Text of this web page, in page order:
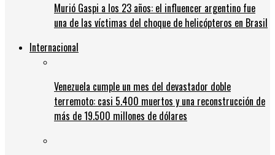
Murió Gaspi a los 23 años: el influencer argentino fue
una de las víctimas del choque de helicópteros en Brasil
Internacional
Venezuela cumple un mes del devastador doble
terremoto: casi 5.400 muertos y una reconstrucción de
más de 19.500 millones de dólares